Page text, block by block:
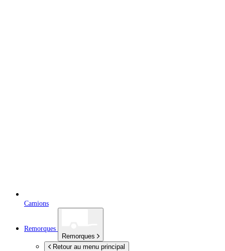
Camions
Remorques
Remorques
Retour au menu principal